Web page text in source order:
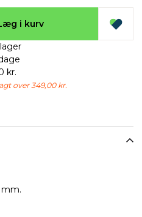
mm.
i kurv
kr.
over 349,00 kr.